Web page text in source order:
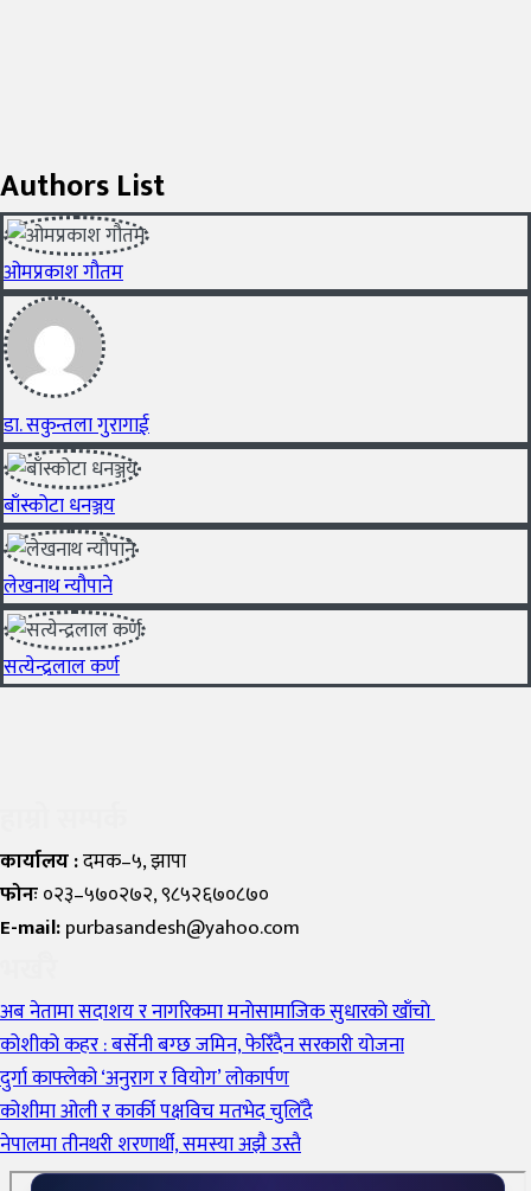
Authors List
ओमप्रकाश गौतम
डा. सकुन्तला गुरागाई
बाँस्कोटा धनञ्जय
लेखनाथ न्यौपाने
सत्येन्द्रलाल कर्ण
कार्यालय :दमक–५, झापा
फोनः०२३–५७०२७२, ९८५२६७०८७०
E-mail:purbasandesh@yahoo.com
अब नेतामा सदाशय र नागरिकमा मनाेसामाजिक सुधारकाे खाँचाे
कोशीको कहर : बर्सेनी बग्छ जमिन, फेरिँदैन सरकारी योजना
दुर्गा काफ्लेको ‘अनुराग र वियोग’ लोकार्पण
कोशीमा ओली र कार्की पक्षविच मतभेद चुलिँदै
नेपालमा तीनथरी शरणार्थी, समस्या अझै उस्तै